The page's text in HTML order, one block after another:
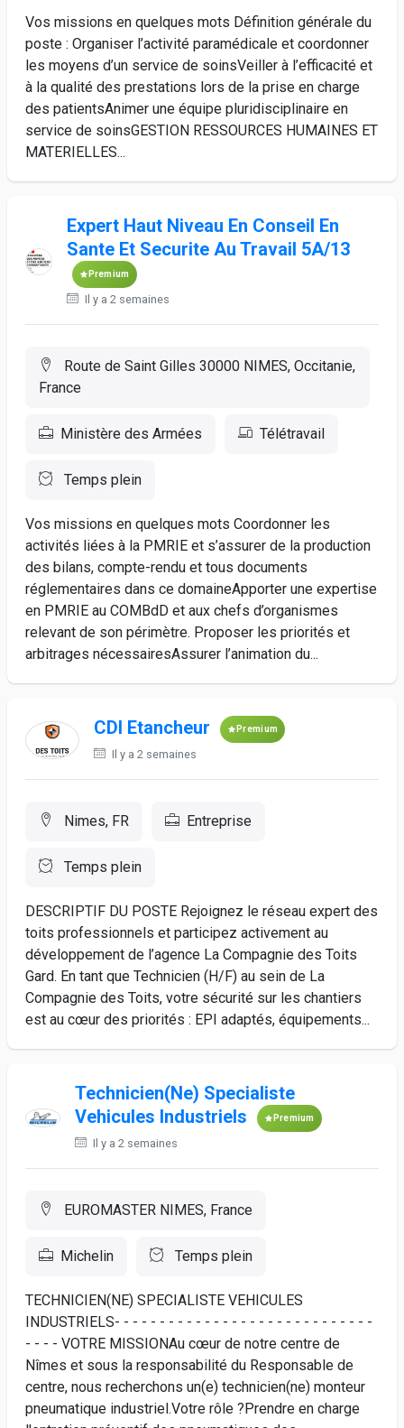
Vos missions en quelques mots Définition générale du
poste : Organiser l’activité paramédicale et coordonner
les moyens d’un service de soinsVeiller à l’efficacité et
à la qualité des prestations lors de la prise en charge
des patientsAnimer une équipe pluridisciplinaire en
service de soinsGESTION RESSOURCES HUMAINES ET
MATERIELLES...
Expert Haut Niveau En Conseil En
Sante Et Securite Au Travail 5A/13
Premium
Il y a 2 semaines
Route de Saint Gilles 30000 NIMES, Occitanie,
France
Ministère des Armées Télétravail
Temps plein
Vos missions en quelques mots Coordonner les
activités liées à la PMRIE et s’assurer de la production
des bilans, compte-rendu et tous documents
réglementaires dans ce domaineApporter une expertise
en PMRIE au COMBdD et aux chefs d’organismes
relevant de son périmètre. Proposer les priorités et
arbitrages nécessairesAssurer l’animation du...
CDI Etancheur Premium
Il y a 2 semaines
Nimes, FR Entreprise
Temps plein
DESCRIPTIF DU POSTE Rejoignez le réseau expert des
toits professionnels et participez activement au
développement de l’agence La Compagnie des Toits
Gard. En tant que Technicien (H/F) au sein de La
Compagnie des Toits, votre sécurité sur les chantiers
est au cœur des priorités : EPI adaptés, équipements...
Technicien(Ne) Specialiste
Vehicules Industriels
Premium
Il y a 2 semaines
EUROMASTER NIMES, France
Michelin Temps plein
TECHNICIEN(NE) SPECIALISTE VEHICULES
INDUSTRIELS- - - - - - - - - - - - - - - - - - - - - - - - - - - - -
- - - - VOTRE MISSIONAu cœur de notre centre de
Nîmes et sous la responsabilité du Responsable de
centre, nous recherchons un(e) technicien(ne) monteur
pneumatique industriel.Votre rôle ?Prendre en charge